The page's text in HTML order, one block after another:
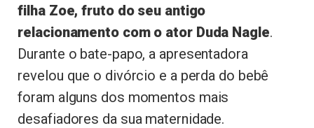
filha Zoe, fruto do seu antigo
relacionamento com o ator Duda Nagle.
Durante o bate-papo, a apresentadora
revelou que o divórcio e a perda do bebê
foram alguns dos momentos mais
desafiadores da sua maternidade.